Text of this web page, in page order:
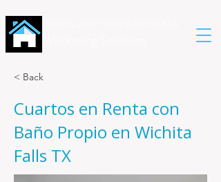
< Back
Cuartos en Renta con
Baño Propio en Wichita
Falls TX